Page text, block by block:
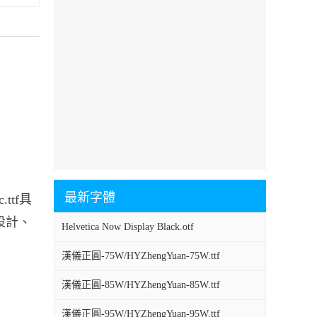
最新字體
Helvetica Now Display Black.otf
漢儀正圓-75W/HYZhengYuan-75W.ttf
漢儀正圓-85W/HYZhengYuan-85W.ttf
漢儀正圓-95W/HYZhengYuan-95W.ttf
具
、